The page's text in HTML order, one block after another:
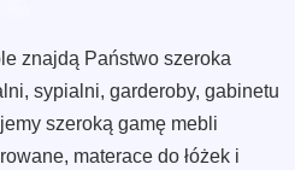
znajdą Państwo szeroka
sypialni, garderoby, gabinetu
szeroką gamę mebli
materace do łóżek i